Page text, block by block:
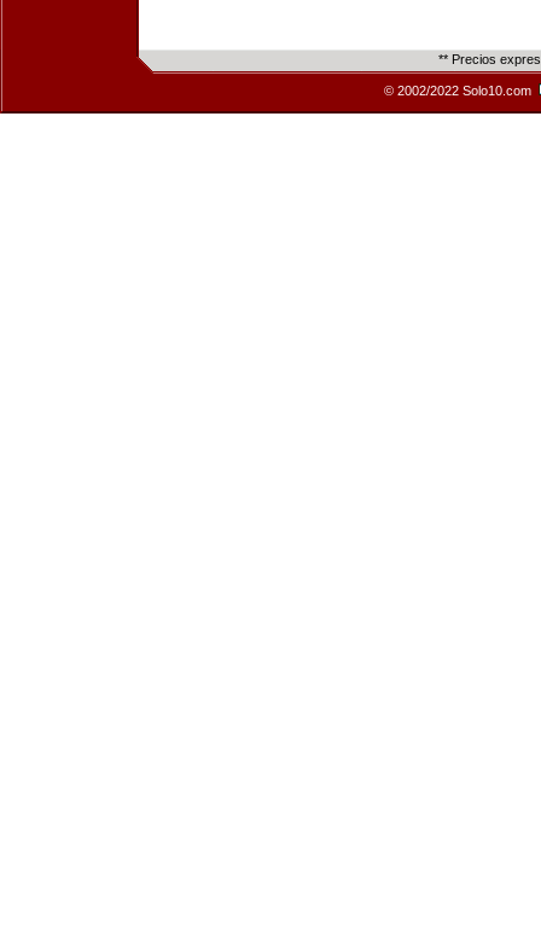
** Precios
© 2002/2022 Solo10.com